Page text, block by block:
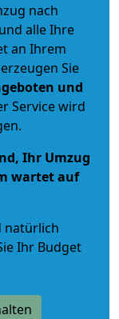
nach
alle Ihre
an Ihrem
Sie
und
Service wird
Ihr Umzug
wartet auf
natürlich
Ihr Budget